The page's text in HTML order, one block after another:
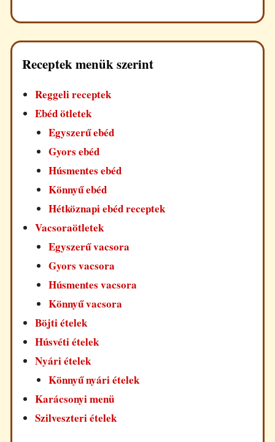
Receptek menük szerint
Reggeli receptek
Ebéd ötletek
Egyszerű ebéd
Gyors ebéd
Húsmentes ebéd
Könnyű ebéd
Hétköznapi ebéd receptek
Vacsoraötletek
Egyszerű vacsora
Gyors vacsora
Húsmentes vacsora
Könnyű vacsora
Böjti ételek
Húsvéti ételek
Nyári ételek
Könnyű nyári ételek
Karácsonyi menü
Szilveszteri ételek